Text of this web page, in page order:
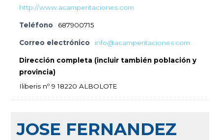
http://www.acamperitaciones.com
Teléfono 687900715
Correo electrónico info@acamperitaciones.com
Dirección completa (incluir también población y
provincia)
Iliberis nº 9 18220 ALBOLOTE
JOSE FERNANDEZ